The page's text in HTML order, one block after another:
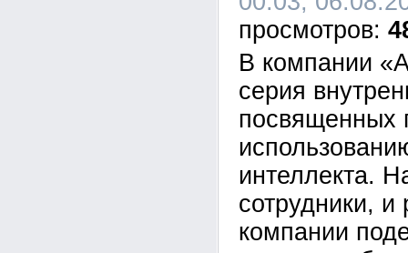
В компании
серия
посвященных
интеллекта.
сотрудники, и
компании